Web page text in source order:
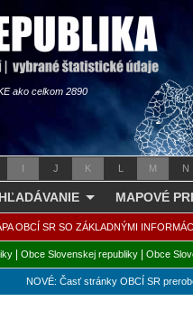
ako celkom 2890
I J K L M N
MAPOVÉ
OBCÍ SR SO ZÁKLADNÝMI
| Obce Slovenskej republiky| Obce
NOVÉ: Časť stránky OBCÍ SR